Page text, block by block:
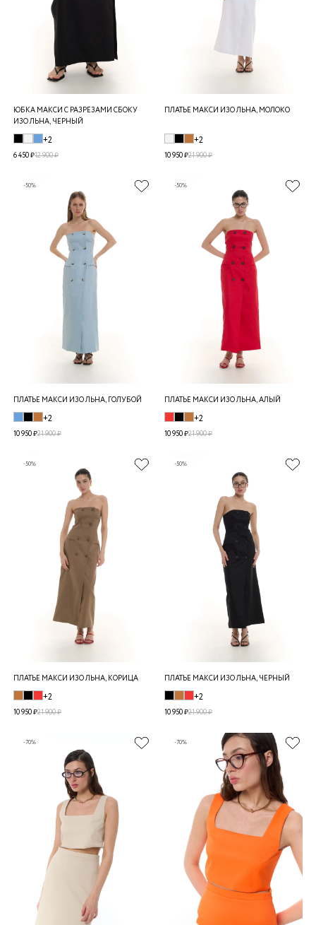
ЮБКА МАКСИ С РАЗРЕЗАМИ СБОКУ
ИЗО ЛЬНА, ЧЕРНЫЙ
+2
6 450 ₽12 900 ₽
ПЛАТЬЕ МАКСИ ИЗО ЛЬНА, МОЛОКО
+2
10 950 ₽21 900 ₽
-50%
ПЛАТЬЕ МАКСИ ИЗО ЛЬНА, ГОЛУБОЙ
+2
10 950 ₽21 900 ₽
-50%
ПЛАТЬЕ МАКСИ ИЗО ЛЬНА, АЛЫЙ
+2
10 950 ₽21 900 ₽
-50%
ПЛАТЬЕ МАКСИ ИЗО ЛЬНА, КОРИЦА
+2
10 950 ₽21 900 ₽
-50%
ПЛАТЬЕ МАКСИ ИЗО ЛЬНА, ЧЕРНЫЙ
+2
10 950 ₽21 900 ₽
-70% -70%